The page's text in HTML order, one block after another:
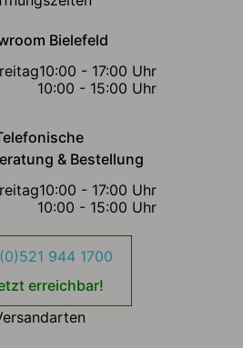
Bielefeld
10:00 - 17:00 Uhr
10:00 - 15:00 Uhr
& Bestellung
10:00 - 17:00 Uhr
10:00 - 15:00 Uhr
944 1700
erreichbar!